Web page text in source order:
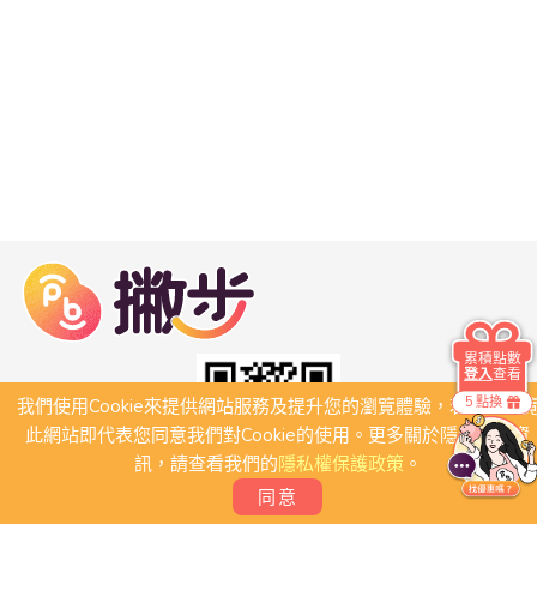
我們使用Cookie來提供網站服務及提升您的瀏覽體驗，若繼續瀏
此網站即代表您同意我們對Cookie的使用。更多關於隱私保護資
訊，請查看我們的隱私權保護政策。
同意
5 點換
累積點數
登入查看